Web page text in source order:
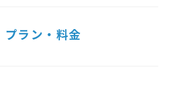
プラン・料金